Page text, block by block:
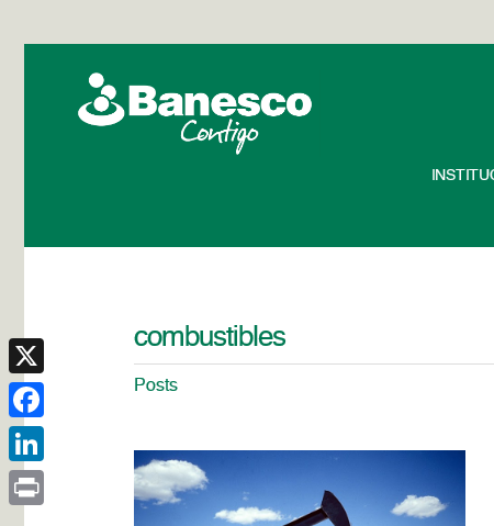
combustibles
Posts
X
Facebook
LinkedIn